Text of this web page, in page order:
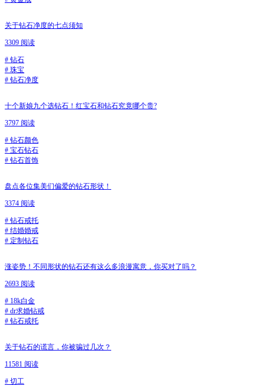
关于钻石净度的七点须知
3309 阅读
# 钻石
# 珠宝
# 钻石净度
十个新娘九个选钻石！红宝石和钻石究竟哪个贵?
3797 阅读
# 钻石颜色
# 宝石钻石
# 钻石首饰
盘点各位集美们偏爱的钻石形状！
3374 阅读
# 钻石戒托
# 结婚婚戒
# 定制钻石
涨姿势！不同形状的钻石还有这么多浪漫寓意，你买对了吗？
2693 阅读
# 18k白金
# dr求婚钻戒
# 钻石戒托
关于钻石的谎言，你被骗过几次？
11581 阅读
# 切工